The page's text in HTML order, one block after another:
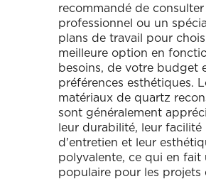
recommandé de consulter
professionnel ou un
plans de travail pour
meilleure option en
besoins, de votre budget
préférences esthétiques.
matériaux de quartz
sont généralement
leur durabilité, leur facilité
d'entretien et leur
polyvalente, ce qui en fait
populaire pour les projets